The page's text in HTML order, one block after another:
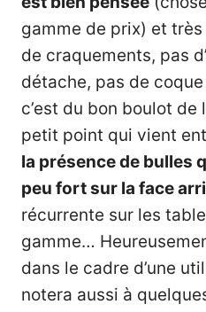
gamme de prix) et
de craquements, pas
détache, pas de
c’est du bon boulot
petit point qui vient
la présence de bulles
peu fort sur la face
récurrente sur les
gamme…
dans le cadre d’une
notera aussi à